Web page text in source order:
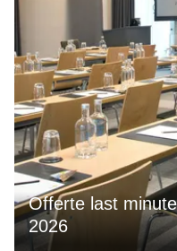
Offerte last
2026